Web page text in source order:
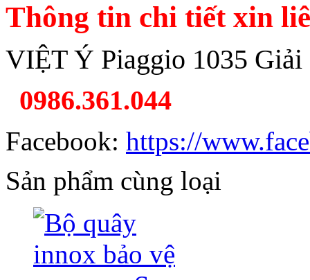
Thông tin chi tiết xin
VIỆT Ý Piaggio 1035
0986.361.044
Facebook: https://
Sản phẩm cùng loại